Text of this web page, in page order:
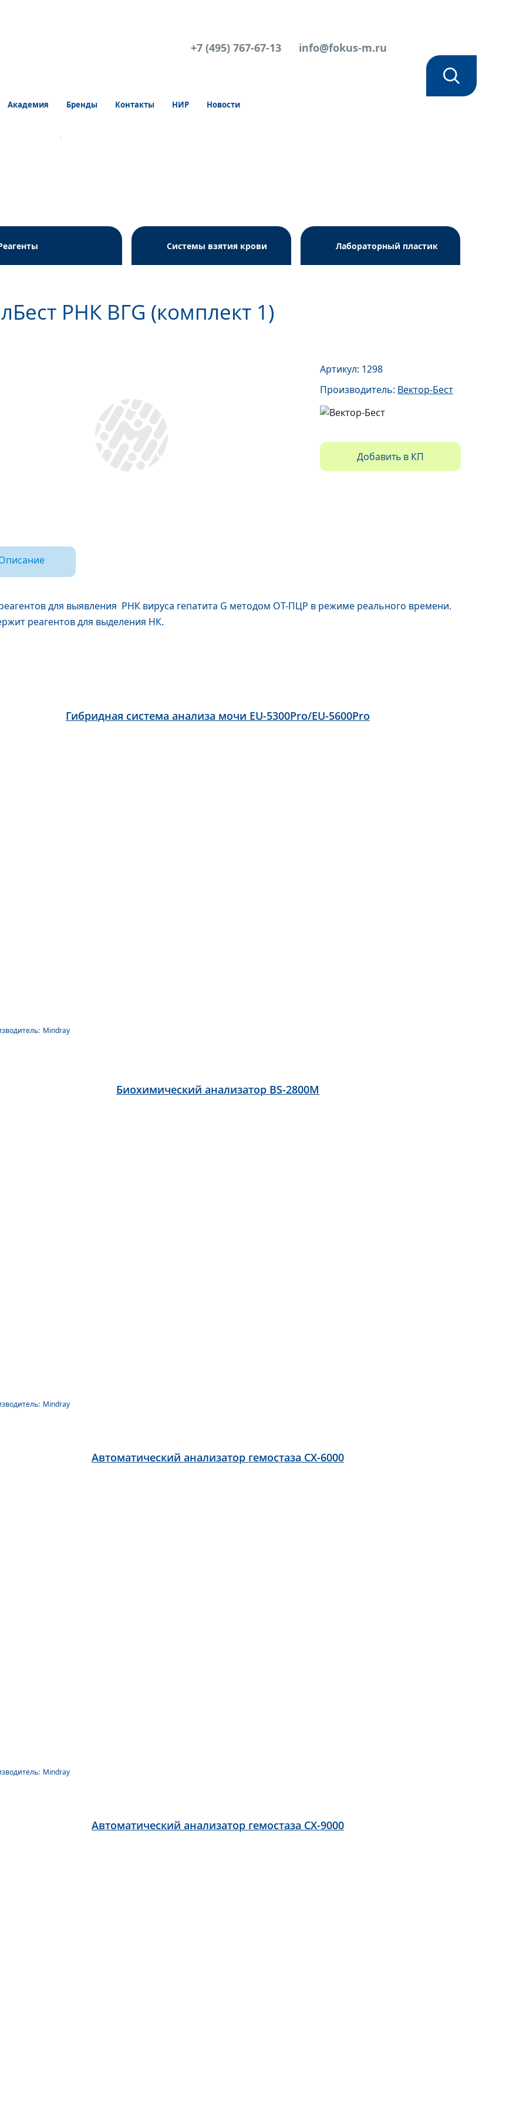
+7 (495) 767-67-13 info@fokus-m.ru
Академия Бренды Контакты НИР Новости
Системы взятия крови Лабораторный пластик
РНК ВГG (комплект 1)
Артикул: 1298
Производитель: Вектор-Бест
Добавить в КП
для выявления РНК вируса гепатита G методом ОТ-ПЦР в режиме реального времени.
реагентов для выделения НК.
Гибридная система анализа мочи EU-5300Pro/EU-5600Pro
Mindray
Биохимический анализатор BS-2800M
Mindray
Автоматический анализатор гемостаза CX-6000
Mindray
Автоматический анализатор гемостаза CX-9000